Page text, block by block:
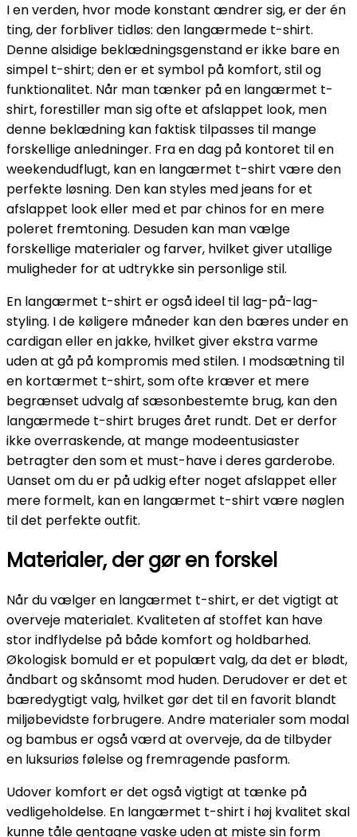
I en verden, hvor mode konstant ændrer sig, er der én
ting, der forbliver tidløs: den langærmede t-shirt.
Denne alsidige beklædningsgenstand er ikke bare en
simpel t-shirt; den er et symbol på komfort, stil og
funktionalitet. Når man tænker på en langærmet t-
shirt, forestiller man sig ofte et afslappet look, men
denne beklædning kan faktisk tilpasses til mange
forskellige anledninger. Fra en dag på kontoret til en
weekendudflugt, kan en langærmet t-shirt være den
perfekte løsning. Den kan styles med jeans for et
afslappet look eller med et par chinos for en mere
poleret fremtoning. Desuden kan man vælge
forskellige materialer og farver, hvilket giver utallige
muligheder for at udtrykke sin personlige stil.
En langærmet t-shirt er også ideel til lag-på-lag-
styling. I de køligere måneder kan den bæres under en
cardigan eller en jakke, hvilket giver ekstra varme
uden at gå på kompromis med stilen. I modsætning til
en kortærmet t-shirt, som ofte kræver et mere
begrænset udvalg af sæsonbestemte brug, kan den
langærmede t-shirt bruges året rundt. Det er derfor
ikke overraskende, at mange modeentusiaster
betragter den som et must-have i deres garderobe.
Uanset om du er på udkig efter noget afslappet eller
mere formelt, kan en langærmet t-shirt være nøglen
til det perfekte outfit.
Materialer, der gør en forskel
Når du vælger en langærmet t-shirt, er det vigtigt at
overveje materialet. Kvaliteten af stoffet kan have
stor indflydelse på både komfort og holdbarhed.
Økologisk bomuld er et populært valg, da det er blødt,
åndbart og skånsomt mod huden. Derudover er det et
bæredygtigt valg, hvilket gør det til en favorit blandt
miljøbevidste forbrugere. Andre materialer som modal
og bambus er også værd at overveje, da de tilbyder
en luksuriøs følelse og fremragende pasform.
Udover komfort er det også vigtigt at tænke på
vedligeholdelse. En langærmet t-shirt i høj kvalitet skal
kunne tåle gentagne vaske uden at miste sin form